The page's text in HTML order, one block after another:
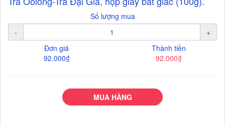
Số lượng mua
-
+
Đơn giá
92.000₫
Thành tiền
92.000₫
MUA HÀNG